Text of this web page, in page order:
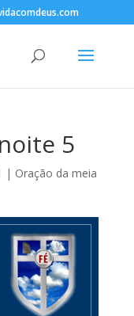
5
| Oração da meia